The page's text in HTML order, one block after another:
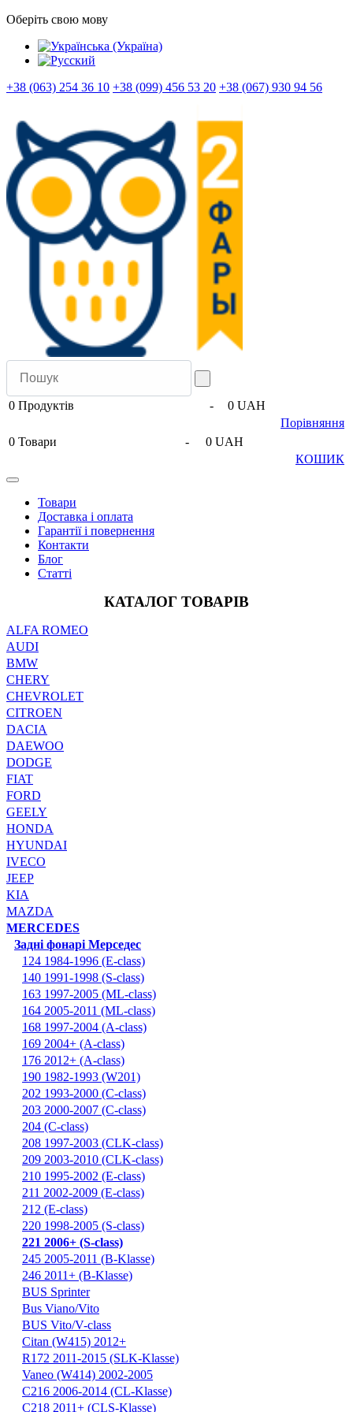
Оберіть свою мову
+38 (063) 254 36 10 +38 (099) 456 53 20 +38 (067) 930 94 56
0 Продуктів -
0 UAH
Порівняння
0 Товари -
0 UAH
КОШИК
Товари
Доставка і оплата
Гарантії і повернення
Контакти
Блог
Статті
КАТАЛОГ ТОВАРІВ
ALFA ROMEO
AUDI
BMW
CHERY
CHEVROLET
CITROEN
DACIA
DAEWOO
DODGE
FIAT
FORD
GEELY
HONDA
HYUNDAI
IVECO
JEEP
KIA
MAZDA
MERCEDES
Задні фонарі Мерседес
124 1984-1996 (E-class)
140 1991-1998 (S-class)
163 1997-2005 (ML-class)
164 2005-2011 (ML-class)
168 1997-2004 (A-class)
169 2004+ (A-class)
176 2012+ (A-class)
190 1982-1993 (W201)
202 1993-2000 (C-class)
203 2000-2007 (C-class)
204 (C-class)
208 1997-2003 (CLK-class)
209 2003-2010 (CLK-class)
210 1995-2002 (E-class)
211 2002-2009 (E-class)
212 (E-class)
220 1998-2005 (S-class)
221 2006+ (S-class)
245 2005-2011 (B-Klasse)
246 2011+ (B-Klasse)
BUS Sprinter
Bus Viano/Vito
BUS Vito/V-class
Citan (W415) 2012+
R172 2011-2015 (SLK-Klasse)
Vaneo (W414) 2002-2005
С216 2006-2014 (CL-Klasse)
С218 2011+ (CLS-Klasse)